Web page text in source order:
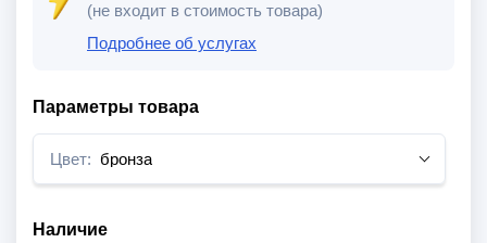
(не входит в стоимость товара)
Подробнее об услугах
Параметры товара
Цвет: бронза
Наличие